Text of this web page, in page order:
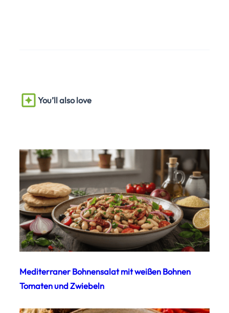
You’ll also love
Mediterraner Bohnensalat mit weißen Bohnen
Tomaten und Zwiebeln